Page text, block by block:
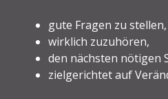
gute Fragen zu stellen,
wirklich zuzuhören,
den nächsten nötigen
zielgerichtet auf